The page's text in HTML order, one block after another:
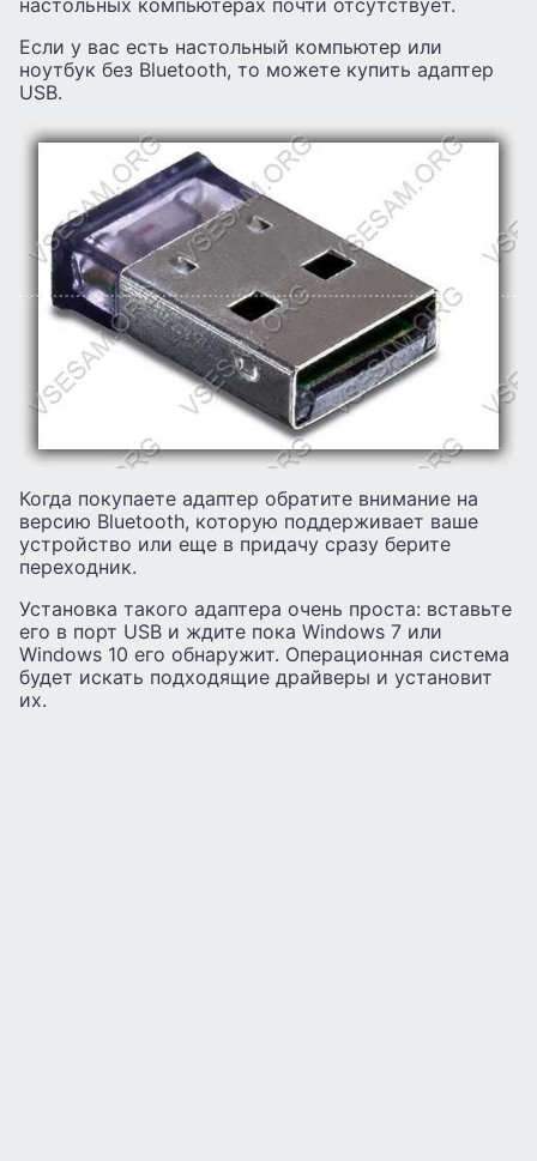
настольных компьютерах почти отсутствует.
Если у вас есть настольный компьютер или
ноутбук без Bluetooth, то можете купить адаптер
USB.
Когда покупаете адаптер обратите внимание на
версию Bluetooth, которую поддерживает ваше
устройство или еще в придачу сразу берите
переходник.
Установка такого адаптера очень проста: вставьте
его в порт USB и ждите пока Windows 7 или
Windows 10 его обнаружит. Операционная система
будет искать подходящие драйверы и установит
их.